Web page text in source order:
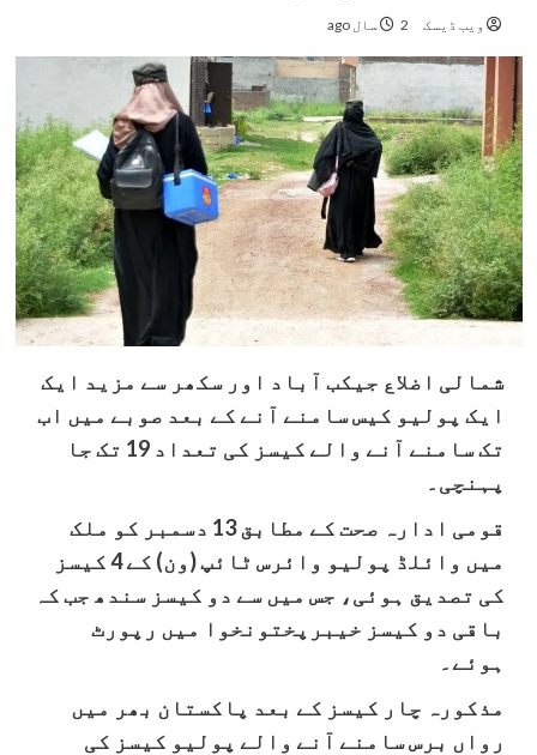
ویب ڈیسک 2 سال ago
شمالی اضلاع جیکب آباد اور سکھر سے مزید ایک
ایک پولیو کیس سامنے آنے کے بعد صوبے میں اب
تک سامنے آنے والے کیسز کی تعداد 19 تک جا
پہنچی۔
قومی ادارہ صحت کے مطابق 13 دسمبر کو ملک
میں وائلڈ پولیو وائرس ٹائپ (ون) کے 4 کیسز
کی تصدیق ہوئی، جس میں سے دو کیسز سندھ جب کہ
باقی دو کیسز خیبرپختونخوا میں رپورٹ
ہوئے۔
مذکورہ چار کیسز کے بعد پاکستان بھر میں
رواں برس سامنے آنے والے پولیو کیسز کی